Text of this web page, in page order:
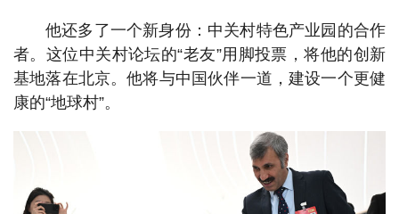
他还多了一个新身份：中关村特色产业园的合作
者。这位中关村论坛的“老友”用脚投票，将他的创新
基地落在北京。他将与中国伙伴一道，建设一个更健
康的“地球村”。